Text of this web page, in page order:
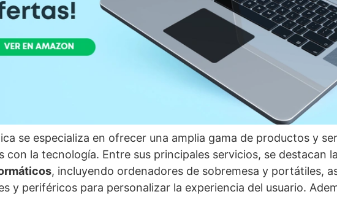
se especializa en ofrecer una amplia gama de productos y
con la tecnología. Entre sus principales servicios, se destacan
, incluyendo ordenadores de sobremesa y portátiles,
y periféricos para personalizar la experiencia del usuario.